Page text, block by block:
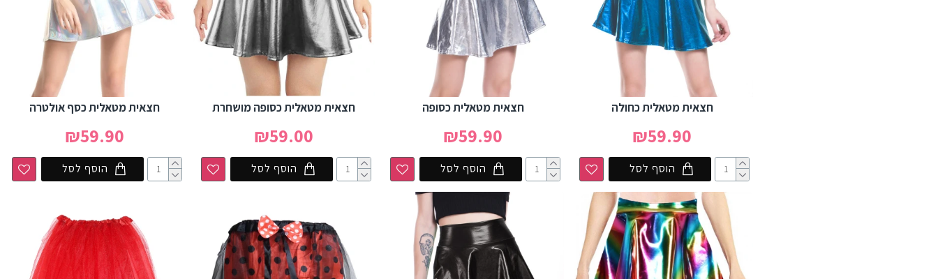
חצאית מטאלית כחולה
₪59.90
הוסף לסל
חצאית מטאלית כסופה
₪59.90
הוסף לסל
חצאית מטאלית כסופה מושחרת
₪59.00
הוסף לסל
חצאית מטאלית כסף אולטרה
₪59.90
הוסף לסל